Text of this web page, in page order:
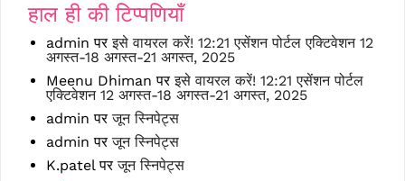
हाल ही की टिप्पणियाँ
admin परइसे वायरल करें! 12:21 एसेंशन पोर्टल एक्टिवेशन 12
अगस्त-18 अगस्त-21 अगस्त, 2025
Meenu Dhiman परइसे वायरल करें! 12:21 एसेंशन पोर्टल
एक्टिवेशन 12 अगस्त-18 अगस्त-21 अगस्त, 2025
admin परजून स्निपेट्स
admin परजून स्निपेट्स
K.patelपरजून स्निपेट्स